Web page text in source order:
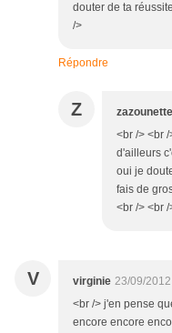
douter de ta
/>
Répondre
Z zazounette
<br /> <br
d'ailleurs
oui je
fais de
<br /> <br /
V virginie 23/09/
<br /> j'en pense
encore encore